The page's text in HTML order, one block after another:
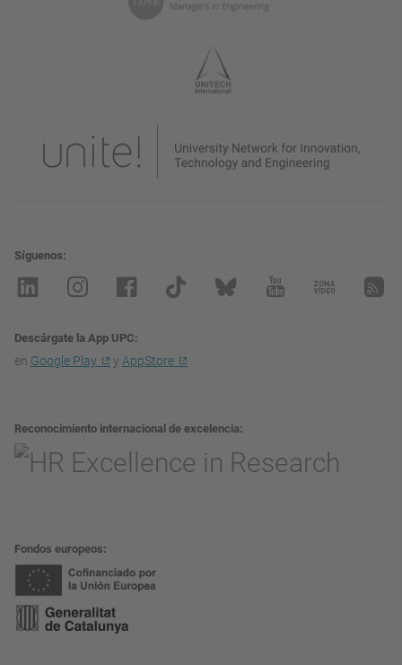
Síguenos
Descárgate la App UPC
en Google Play y AppStore
Reconocimiento internacional de excelencia
Fondos europeos